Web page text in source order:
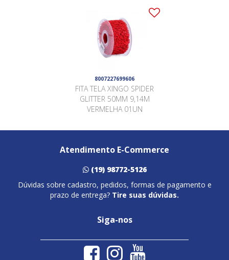
8007227699606
FITA TELA XINGO SPIDER
GLITTER 50MM 9,14M
VERMELHA 01UN
Atendimento E-Commerce
(19) 98772-5126
Dúvidas sobre cadastro, pedidos, formas de pagamento e
prazo de entrega? Tire suas dúvidas.
Siga-nos